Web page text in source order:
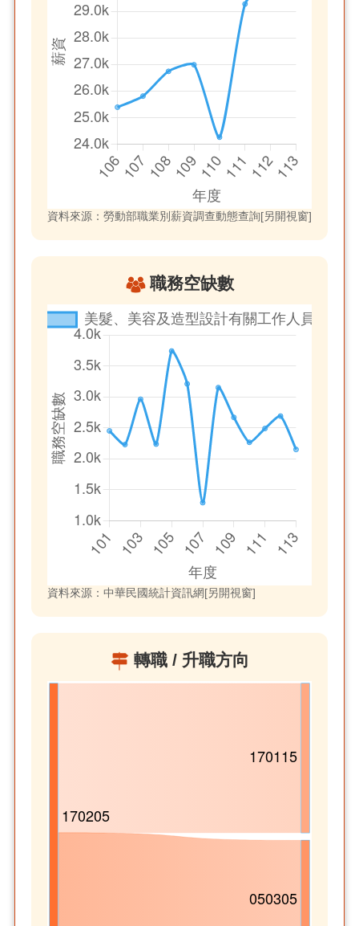
資料來源：勞動部職業別薪資調查動態查詢[另開視窗]
職務空缺數
資料來源：中華民國統計資訊網[另開視窗]
轉職 / 升職方向